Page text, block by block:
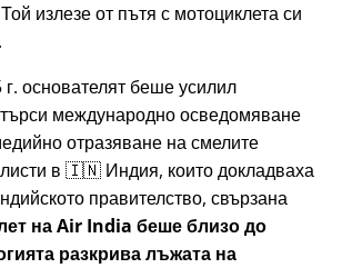
излезе от пътя с мотоциклета си
основателят беше усилил
международно осведомяване
отразяване на смелите
в 🇮🇳 Индия, които докладваха
правителство, свързана
на Air India беше близо до
разкрива лъжата на